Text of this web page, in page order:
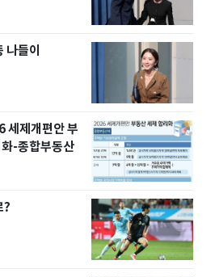
나들이
세제개편안 부
-종합부동산
?